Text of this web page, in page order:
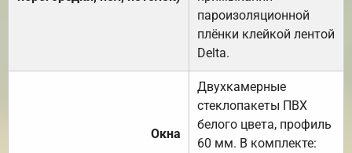
пароизоляционной
плёнки клейкой лентой
Delta.
Окна
Двухкамерные
стеклопакеты ПВХ
белого цвета, профиль
60 мм. В комплекте: